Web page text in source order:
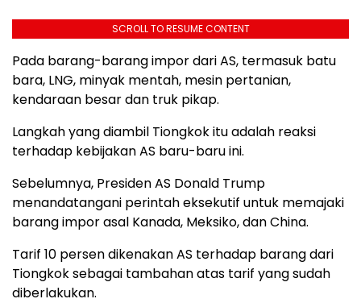
SCROLL TO RESUME CONTENT
Pada barang-barang impor dari AS, termasuk batu
bara, LNG, minyak mentah, mesin pertanian,
kendaraan besar dan truk pikap.
Langkah yang diambil Tiongkok itu adalah reaksi
terhadap kebijakan AS baru-baru ini.
Sebelumnya, Presiden AS Donald Trump
menandatangani perintah eksekutif untuk memajaki
barang impor asal Kanada, Meksiko, dan China.
Tarif 10 persen dikenakan AS terhadap barang dari
Tiongkok sebagai tambahan atas tarif yang sudah
diberlakukan.